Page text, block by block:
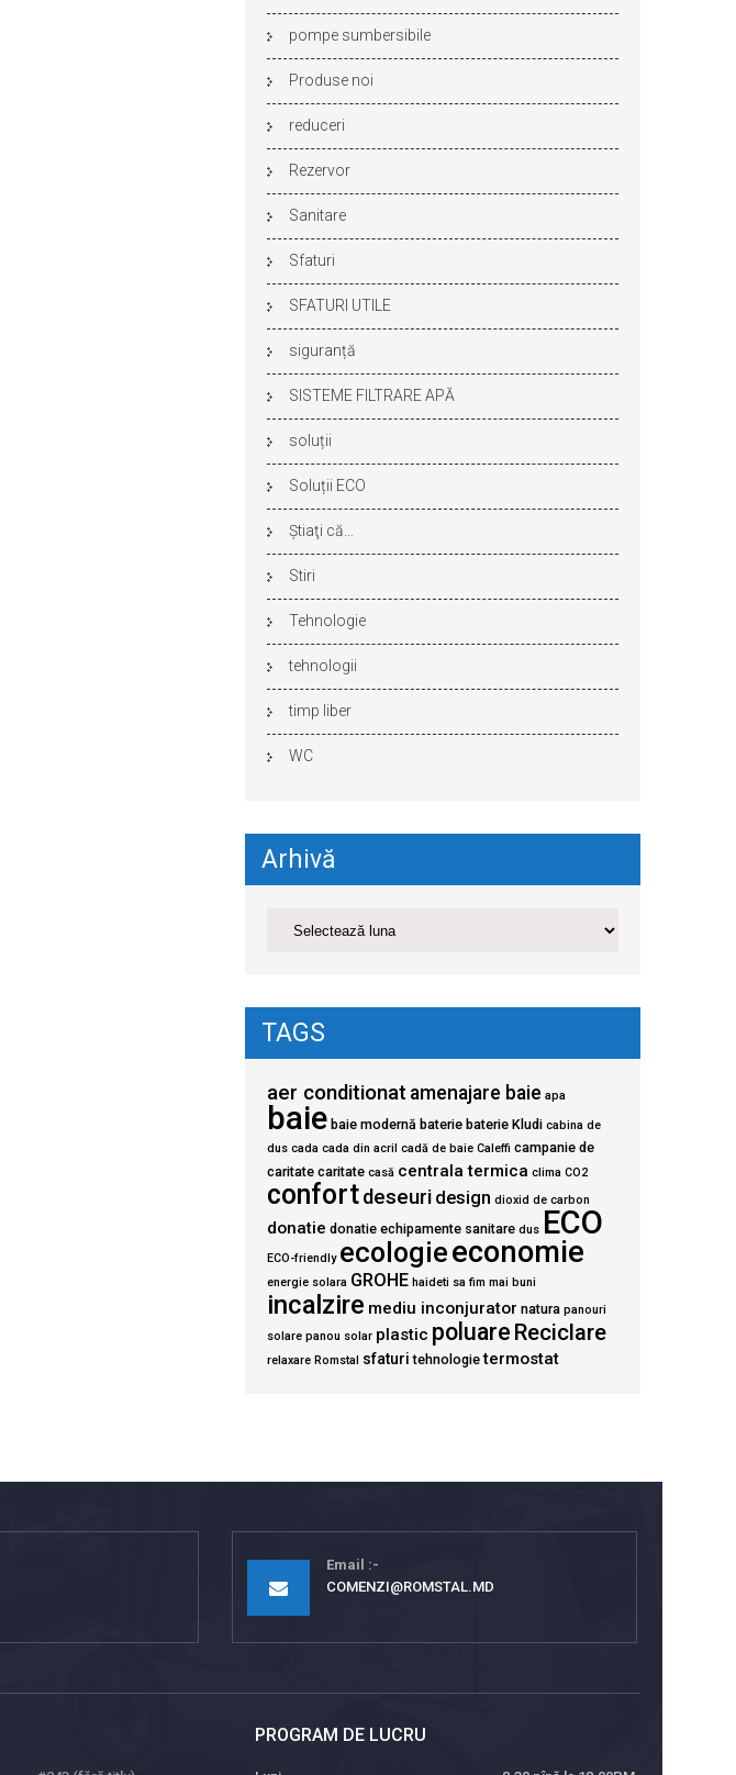
pompe sumbersibile
Produse noi
reduceri
Rezervor
Sanitare
Sfaturi
SFATURI UTILE
siguranță
SISTEME FILTRARE APĂ
soluții
Soluții ECO
Ştiaţi că…
Stiri
Tehnologie
tehnologii
timp liber
WC
Arhivă
TAGS
aer conditionat amenajare baie apa
baie baie modernă baterie baterie Kludi cabina de
dus cada cada din acril cadă de baie Caleffi campanie de
caritate caritate casă centrala termica clima CO2
confortdeseuri design dioxid de carbon
donatie donatie echipamente sanitare dus ECO
ECO-friendly ecologieeconomie
energie solara GROHE haideti sa fim mai buni
incalzire mediu inconjurator natura panouri
solare panou solar plastic poluare Reciclare
relaxare Romstal sfaturi tehnologie termostat
Email
COMENZI@ROMSTAL.MD
PROGRAM DE LUCRU